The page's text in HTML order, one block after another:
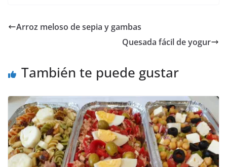
Arroz meloso de sepia y gambas
Quesada fácil de yogur
También te puede gustar